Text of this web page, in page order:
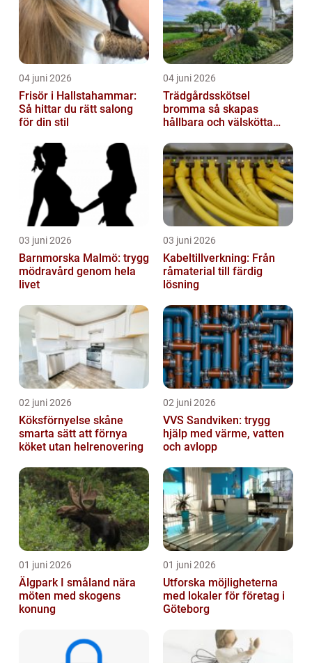
04 juni 2026
Frisör i Hallstahammar:
Så hittar du rätt salong
för din stil
04 juni 2026
Trädgårdsskötsel
bromma så skapas
hållbara och välskötta
03 juni 2026
Barnmorska Malmö: trygg
mödravård genom hela
livet
03 juni 2026
Kabeltillverkning: Från
råmaterial till färdig
lösning
02 juni 2026
Köksförnyelse skåne
smarta sätt att förnya
köket utan helrenovering
02 juni 2026
VVS Sandviken: trygg
hjälp med värme, vatten
och avlopp
01 juni 2026
Älgpark I småland nära
möten med skogens
konung
01 juni 2026
Utforska möjligheterna
med lokaler för företag i
Göteborg